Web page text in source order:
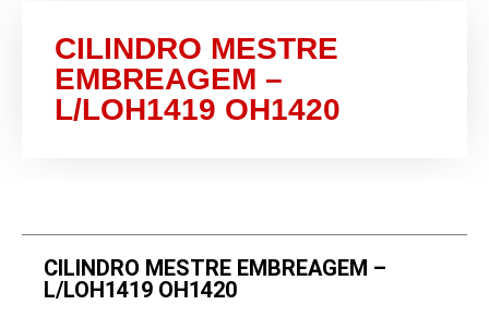
CILINDRO MESTRE
EMBREAGEM –
L/LOH1419 OH1420
CILINDRO MESTRE EMBREAGEM –
L/LOH1419 OH1420